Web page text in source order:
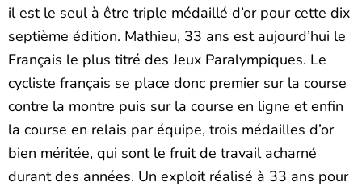
il est le seul à être triple médaillé d’or pour cette dix
septième édition. Mathieu, 33 ans est aujourd’hui le
Français le plus titré des Jeux Paralympiques. Le
cycliste français se place donc premier sur la course
contre la montre puis sur la course en ligne et enfin
la course en relais par équipe, trois médailles d’or
bien méritée, qui sont le fruit de travail acharné
durant des années. Un exploit réalisé à 33 ans pour